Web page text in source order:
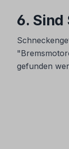
6.
gefunden